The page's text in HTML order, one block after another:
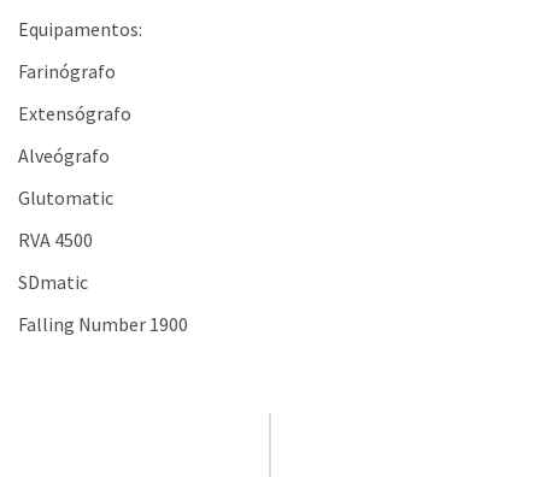
Equipamentos:
Farinógrafo
Extensógrafo
Alveógrafo
Glutomatic
RVA 4500
SDmatic
Falling Number 1900